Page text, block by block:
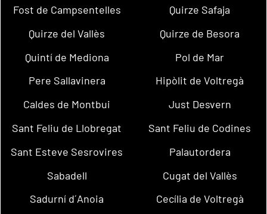
Fost de Campsentelles
Quirze Safaja
Quirze del Vallès
Quirze de Besora
Quintí de Mediona
Pol de Mar
Pere Sallavinera
Hipòlit de Voltregà
Caldes de Montbui
Just Desvern
Sant Feliu de Llobregat
Sant Feliu de Codines
Sant Esteve Sesrovires
Palautordera
Sabadell
Cugat del Vallès
Sadurní d´Anoia
Cecília de Voltregà